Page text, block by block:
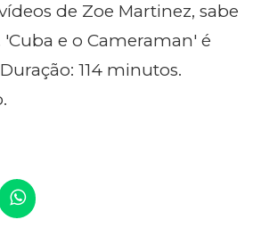
de Zoe Martinez, sabe
e o Cameraman' é
114 minutos.